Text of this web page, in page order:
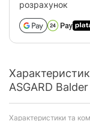
розрахунок
ASGARD
Характеристики та